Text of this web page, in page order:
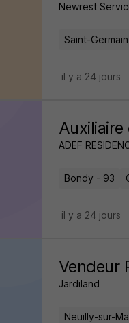
Newrest
Saint-
il y a 24 jours
ADEF
Bondy - 93
il y a 24 jours
Vendeur
Jardiland
Neuilly-sur-